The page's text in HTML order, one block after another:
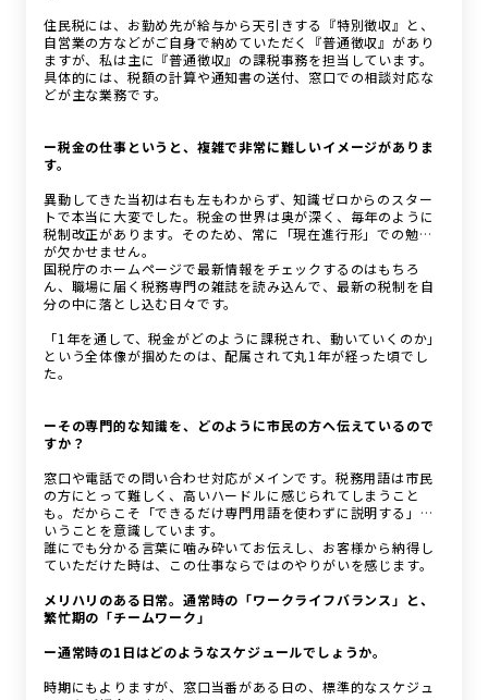
住民税には、お勤め先が給与から天引きする『特別徴収』と、
自営業の方などがご自身で納めていただく『普通徴収』があり
ますが、私は主に『普通徴収』の課税事務を担当しています。
具体的には、税額の計算や通知書の送付、窓口での相談対応な
どが主な業務です。
ー税金の仕事というと、複雑で非常に難しいイメージがありま
す。
異動してきた当初は右も左もわからず、知識ゼロからのスター
トで本当に大変でした。税金の世界は奥が深く、毎年のように
税制改正があります。そのため、常に「現在進行形」での勉強
が欠かせません。
国税庁のホームページで最新情報をチェックするのはもちろ
ん、職場に届く税務専門の雑誌を読み込んで、最新の税制を自
分の中に落とし込む日々です。
「1年を通して、税金がどのように課税され、動いていくのか」
という全体像が掴めたのは、配属されて丸1年が経った頃でし
た。
ーその専門的な知識を、どのように市民の方へ伝えているので
すか？
窓口や電話での問い合わせ対応がメインです。税務用語は市民
の方にとって難しく、高いハードルに感じられてしまうこと
も。だからこそ「できるだけ専門用語を使わずに説明する」と
いうことを意識しています。
誰にでも分かる言葉に噛み砕いてお伝えし、お客様から納得し
ていただけた時は、この仕事ならではのやりがいを感じます。
メリハリのある日常。通常時の「ワークライフバランス」と、
繁忙期の「チームワーク」
ー通常時の1日はどのようなスケジュールでしょうか。
時期にもよりますが、窓口当番がある日の、標準的なスケジュ